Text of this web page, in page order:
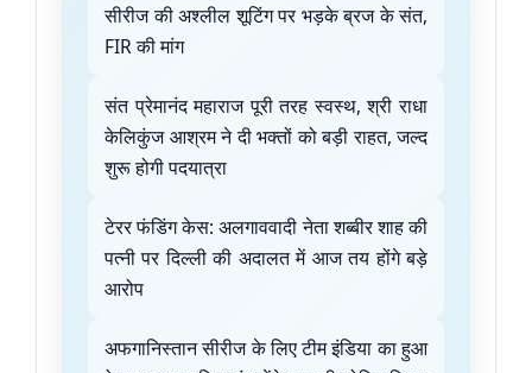
सीरीज की अश्लील शूटिंग पर भड़के ब्रज के संत,
FIR की मांग
संत प्रेमानंद महाराज पूरी तरह स्वस्थ, श्री राधा
केलिकुंज आश्रम ने दी भक्तों को बड़ी राहत, जल्द
शुरू होगी पदयात्रा
टेरर फंडिंग केस: अलगाववादी नेता शब्बीर शाह की
पत्नी पर दिल्ली की अदालत में आज तय होंगे बड़े
आरोप
अफगानिस्तान सीरीज के लिए टीम इंडिया का हुआ